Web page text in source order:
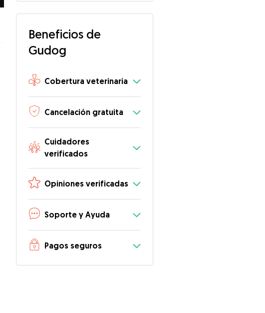
Beneficios de
Gudog
Cobertura veterinaria
Cancelación gratuita
Cuidadores
verificados
Opiniones verificadas
Soporte y Ayuda
Pagos seguros